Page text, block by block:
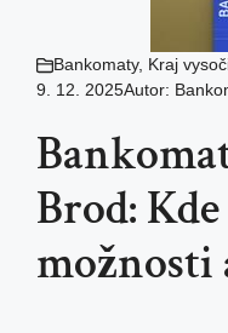
Bankomaty, Kraj
9. 12. 2025Autor:
Brod:
možnosti